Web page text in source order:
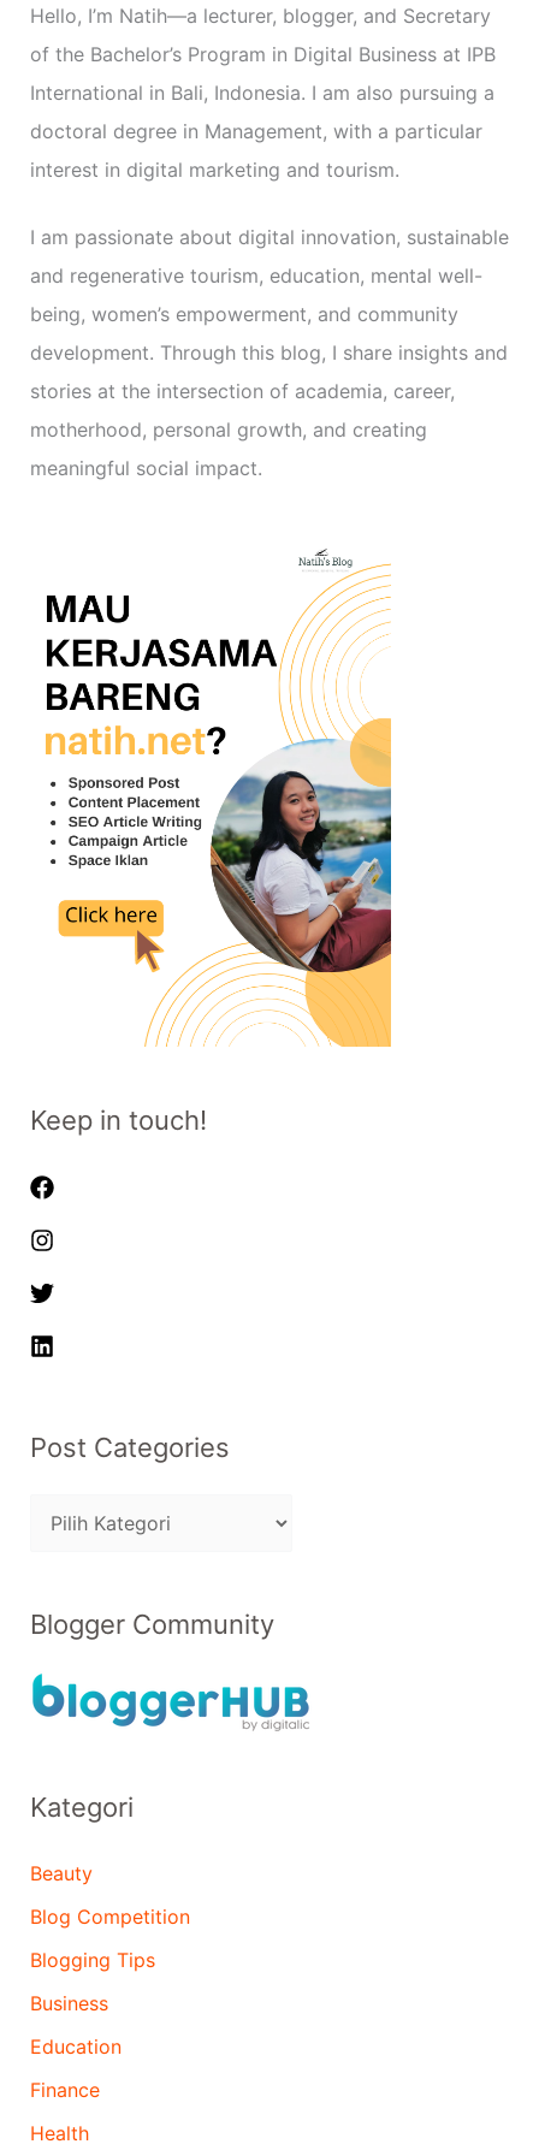
Hello, I’m Natih—a lecturer, blogger, and Secretary
of the Bachelor’s Program in Digital Business at IPB
International in Bali, Indonesia. I am also pursuing a
doctoral degree in Management, with a particular
interest in digital marketing and tourism.
I am passionate about digital innovation, sustainable
and regenerative tourism, education, mental well-
being, women’s empowerment, and community
development. Through this blog, I share insights and
stories at the intersection of academia, career,
motherhood, personal growth, and creating
meaningful social impact.
Keep in touch!
Post Categories
Blogger Community
Kategori
Beauty
Blog Competition
Blogging Tips
Business
Education
Finance
Health